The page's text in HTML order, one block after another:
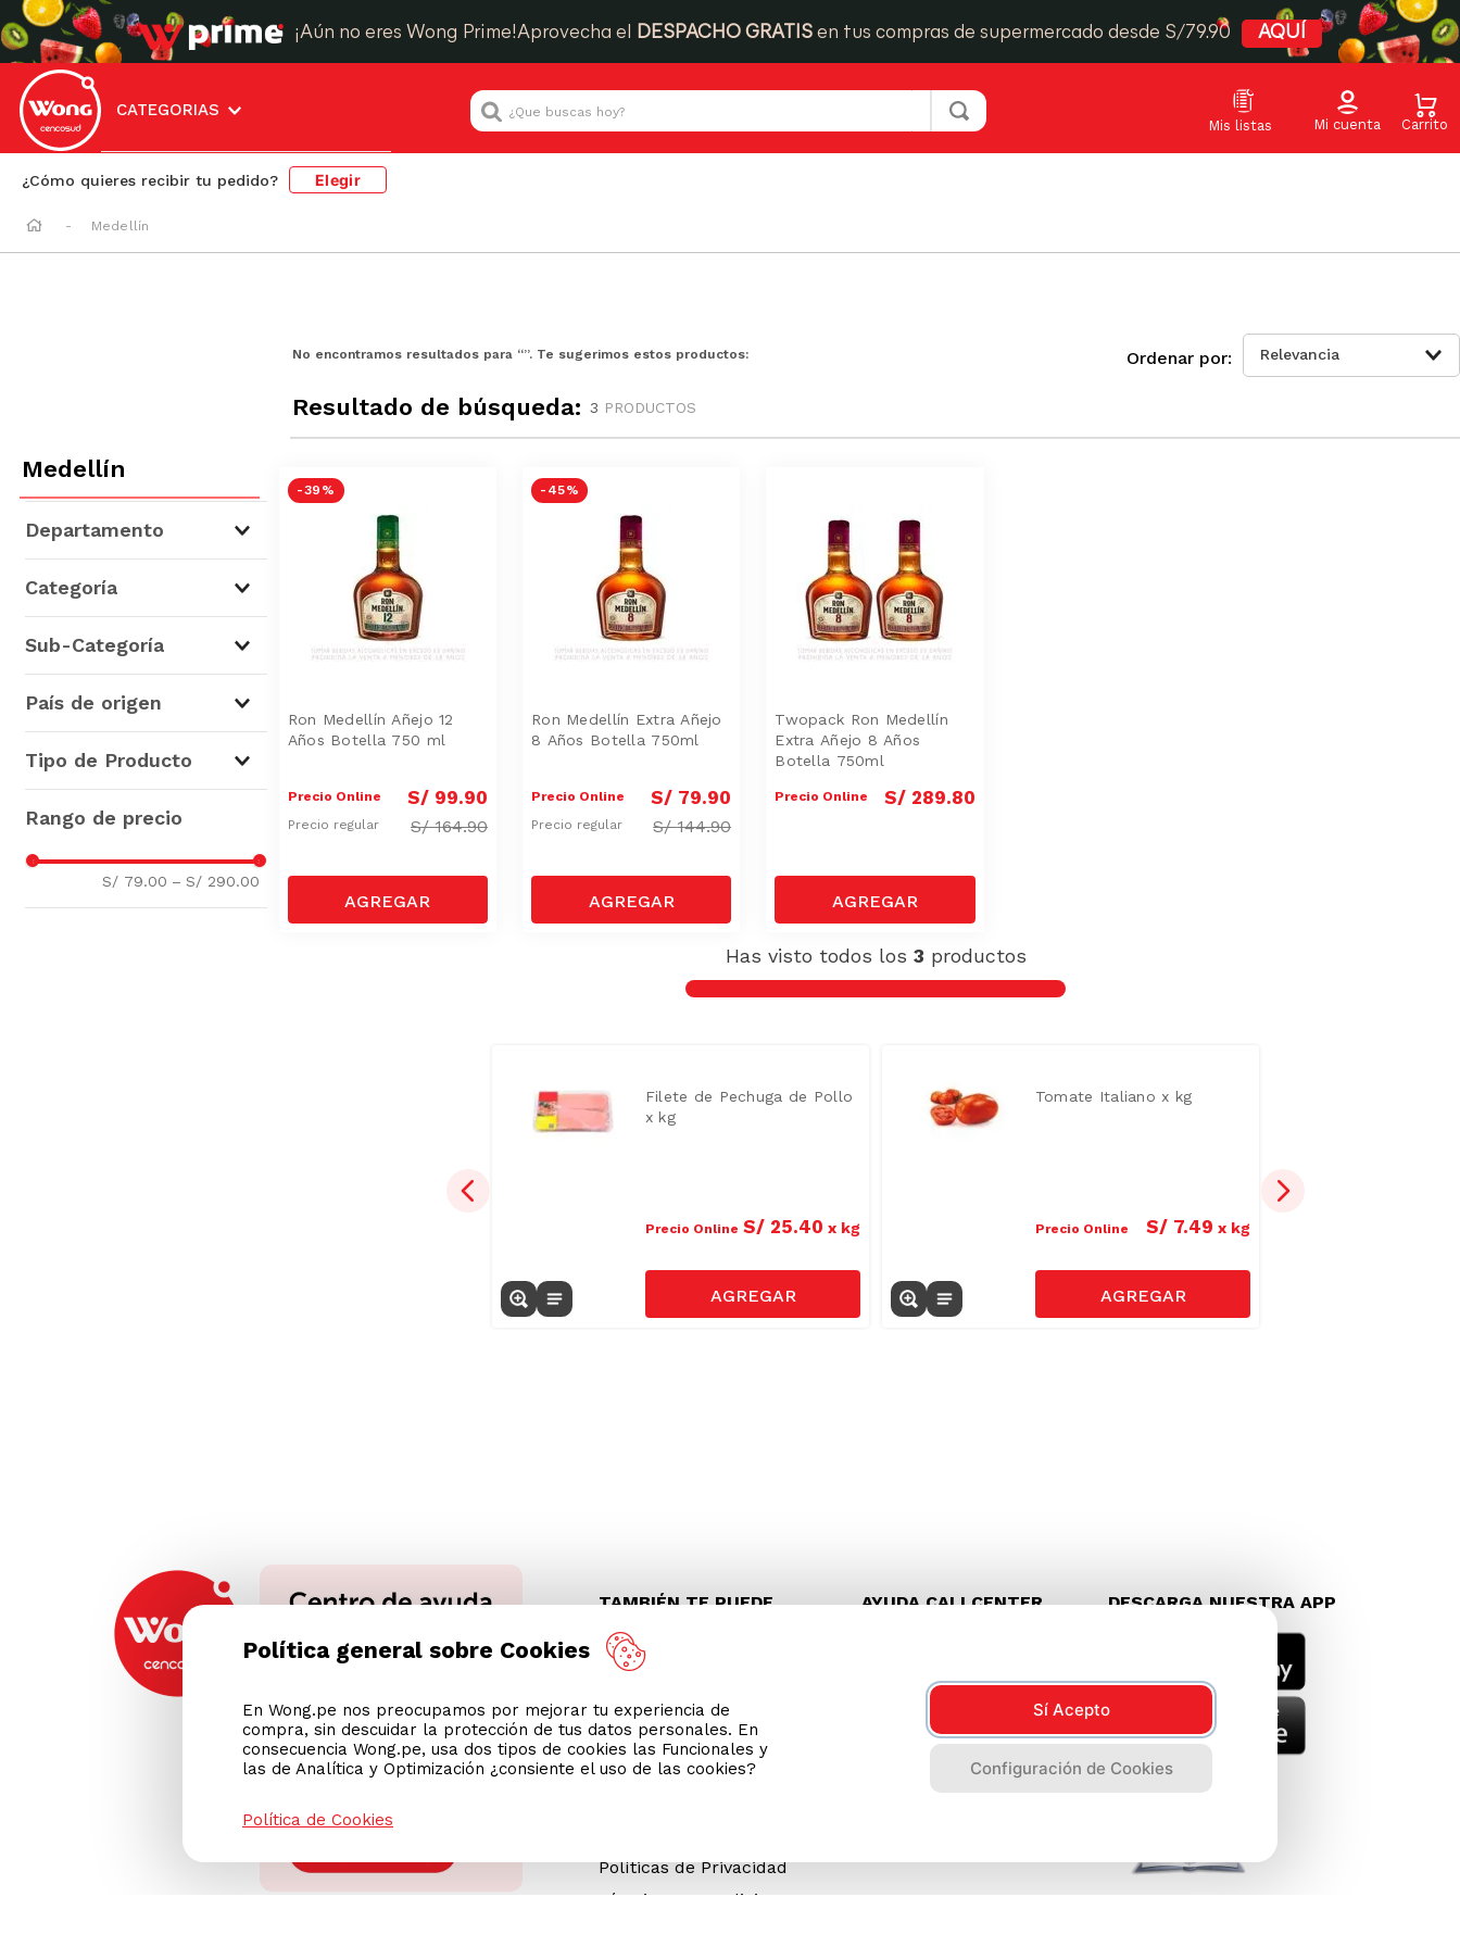
¡Aún no eres Wong Prime!Aprovecha el DESPACHO GRATIS en tus compras de supermercado desde S/79.90 AQUÍ
CATEGORIAS
¿Que buscas hoy?
¿Cómo quieres recibir tu pedido? Elegir
Medellín
No encontramos resultados para “”. Te sugerimos estos productos:
Resultado de búsqueda: 3 PRODUCTOS
Relevancia
Medellín
Departamento
Categoría
Sub-Categoría
País de origen
Tipo de Producto
S/ 79.00 – S/ 290.00
-39 %
Ron Medellín Añejo 12
Años Botella 750 ml
Precio Online S/ 99.90
Precio regular S/164.90
- 45 %
Ron Medellín Extra Añejo
8 Años Botella 750ml
Precio Online S/ 79.90
Precio regular S/144.90
Twopack Ron Medellín
Extra Añejo 8 Años
Botella 750ml
Precio Online S/ 289.80
Has visto todos los 3 productos
Filete de Pechuga de Pollo
x kg
Precio Online S/ 25.40 x kg
Tomate Italiano x kg
Precio Online S/ 7.49 x kg
TAMBIÉN TE PUEDE
Wong Prime
apartados eléctricos y
electrónicos (RAEE)
Ventas Corporativas
Políticas de Privacidad
Términos y Condiciones
AYUDA CALLCENTER DESCARGA NUESTRA APP
Política general sobre Cookies
En Wong.pe nos preocupamos por mejorar tu experiencia de
compra, sin descuidar la protección de tus datos personales. En
consecuencia Wong.pe, usa dos tipos de cookies las Funcionales y
las de Analítica y Optimización ¿consiente el uso de las cookies?
Sí Acepto
Configuración de Cookies
Política de Cookies